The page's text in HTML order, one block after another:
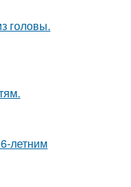
головы.
летним